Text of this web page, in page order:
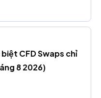
CFD Swaps chỉ
8 2026)